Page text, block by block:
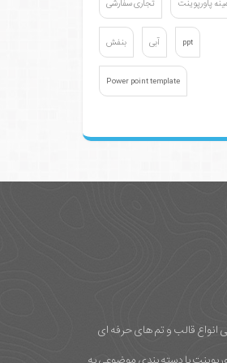
تجاری سفارشی پاورپوینت
بنفش آبی ppt
Power point template
قالب و تم های حرفه ای